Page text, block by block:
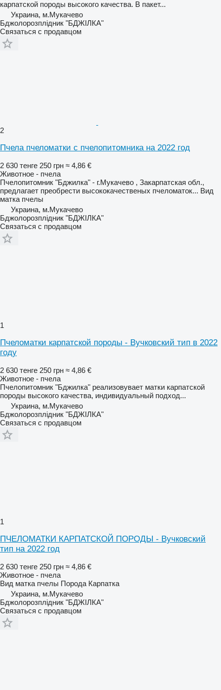
карпатской породы высокого качества. В пакет...
Украина, м.Мукачево
Бджолорозплідник "БДЖІЛКА"
Связаться с продавцом
2
Пчела пчеломатки с пчелопитомника на 2022 год
2 630 тенге 250 грн ≈ 4,86 €
Животное - пчела
Пчелопитомник "Бджилка" - г.Мукачево , Закарпатская обл.,
предлагает преобрести высококачественых пчеломаток... Вид
матка пчелы
Украина, м.Мукачево
Бджолорозплідник "БДЖІЛКА"
Связаться с продавцом
1
Пчеломатки карпатской породы - Вучковский тип в 2022
году
2 630 тенге 250 грн ≈ 4,86 €
Животное - пчела
Пчелопитомник "Бджилка" реализовувает матки карпатской
породы высокого качества, индивидуальный подход...
Украина, м.Мукачево
Бджолорозплідник "БДЖІЛКА"
Связаться с продавцом
1
ПЧЕЛОМАТКИ КАРПАТСКОЙ ПОРОДЫ - Вучковский
тип на 2022 год
2 630 тенге 250 грн ≈ 4,86 €
Животное - пчела
Вид матка пчелы Порода Карпатка
Украина, м.Мукачево
Бджолорозплідник "БДЖІЛКА"
Связаться с продавцом